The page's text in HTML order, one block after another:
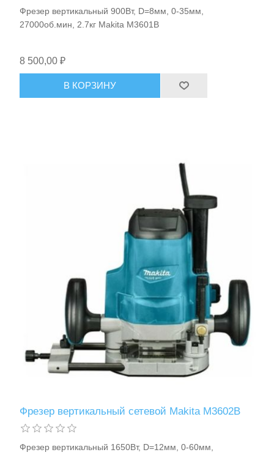
Фрезер вертикальный 900Вт, D=8мм, 0-35мм,
27000об.мин, 2.7кг Makita M3601B
8 500,00 ₽
В КОРЗИНУ
Фрезер вертикальный сетевой Makita M3602B
Фрезер вертикальный 1650Вт, D=12мм, 0-60мм,